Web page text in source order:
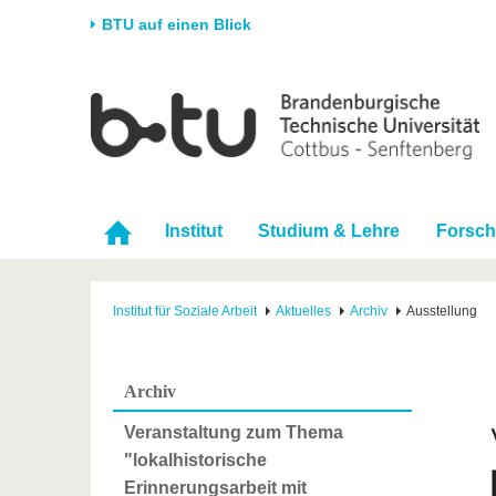
BTU auf einen Blick
Universität
Karriere & Engagement
Forschung
Förderung
Vor
Im
Institut Studium & Lehre
Institut für Soziale Arbeit Aktuelles Archiv Ausstellung
Archiv
Veranstaltung zum Thema
"lokalhistorische
Erinnerungsarbeit mit